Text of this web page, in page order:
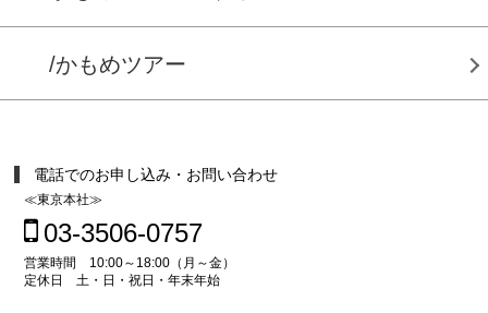
/かもめツアー
電話でのお申し込み・お問い合わせ
≪東京本社≫
03-3506-0757
営業時間 10:00～18:00（月～金）
定休日 土・日・祝日・年末年始